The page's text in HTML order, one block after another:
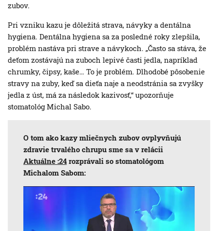
zubov.
Pri vzniku kazu je dôležitá strava, návyky a dentálna
hygiena. Dentálna hygiena sa za posledné roky zlepšila,
problém nastáva pri strave a návykoch. „Často sa stáva, že
deťom zostávajú na zuboch lepivé časti jedla, napríklad
chrumky, čipsy, kaše… To je problém. Dlhodobé pôsobenie
stravy na zuby, keď sa dieťa naje a neodstránia sa zvyšky
jedla z úst, má za následok kazivosť,“ upozorňuje
stomatológ Michal Sabo.
O tom ako kazy mliečnych zubov ovplyvňujú
zdravie trvalého chrupu sme sa v relácii
Aktuálne :24 rozprávali so stomatológom
Michalom Sabom: